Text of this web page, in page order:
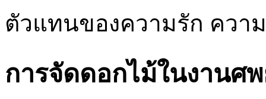
ตัวแทนของความรัก ควา
การจัดดอกไม้ในงานศ